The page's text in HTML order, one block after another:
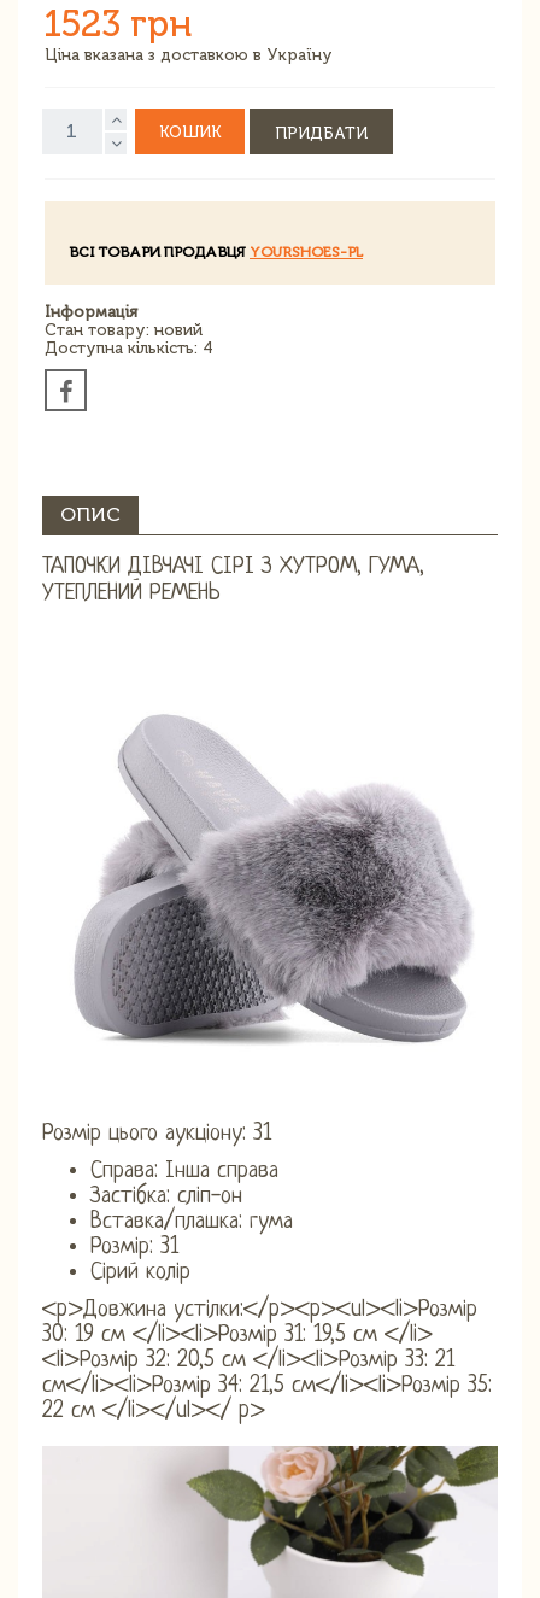
1523 грн
Ціна вказана з доставкою в Україну
КОШИК ПРИДБАТИ
ВСІ ТОВАРИ ПРОДАВЦЯ YOURSHOES-PL
Інформація
Стан товару: новий
Доступна кількість: 4
ОПИС
ТАПОЧКИ ДІВЧАЧІ СІРІ З ХУТРОМ, ГУМА,
УТЕПЛЕНИЙ РЕМЕНЬ
Розмір цього аукціону: 31
Справа: Інша справа
Застібка: сліп-он
Вставка/плашка: гума
Розмір: 31
Сірий колір
<p>Довжина устілки:</p><p><ul><li>Розмір
30: 19 см </li><li>Розмір 31: 19,5 см </li>
<li>Розмір 32: 20,5 см </li><li>Розмір 33: 21
см</li><li>Розмір 34: 21,5 см</li><li>Розмір 35:
22 см </li></ul></ p>